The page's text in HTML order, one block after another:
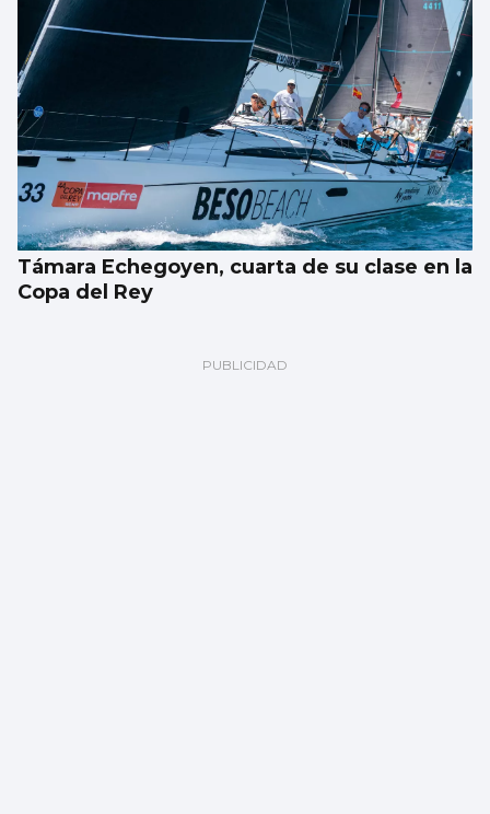
Támara Echegoyen, cuarta de su clase en la
Copa del Rey